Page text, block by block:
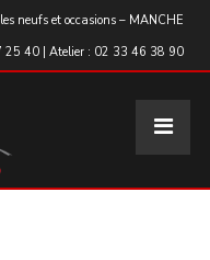
neufs et occasions – MANCHE
25 40 | Atelier : 02 33 46 38 90